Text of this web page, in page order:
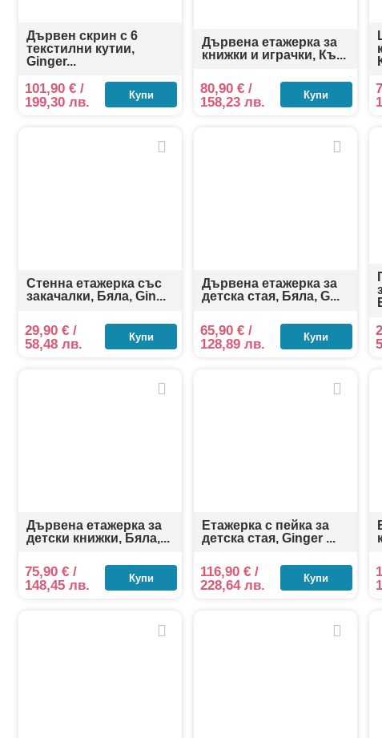
Дървен скрин с 6
текстилни кутии,
Ginger...
101,90€ /
199,30 лв.
Купи
Дървена етажерка за
книжки и играчки, Къ...
80,90€ /
158,23 лв.
Купи
Стенна етажерка със
закачалки, Бяла, Gin...
29,90€ /
58,48 лв.
Купи
Дървена етажерка за
детска стая, Бяла, G...
65,90€ /
128,89 лв.
Купи
Дървена етажерка за
детски книжки, Бяла,...
75,90€ /
148,45 лв.
Купи
Етажерка с пейка за
детска стая, Ginger ...
116,90€ /
228,64 лв.
Купи